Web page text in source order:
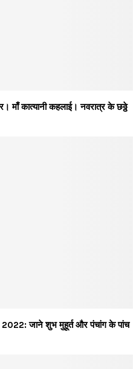
माँ कात्यानी कहलाई। नवरात्र के छठ्ठे
जाने शुभ मुहूर्त और पंचांग के पांच